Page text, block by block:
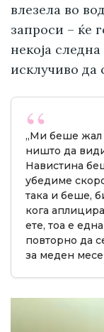
влезела во
запроси – ќе
некоја
исклучиво да
„Ми беше жал
ништо да
Навистина
убедиме
така и беше,
кога
ете, тоа е
повторно да
за меден